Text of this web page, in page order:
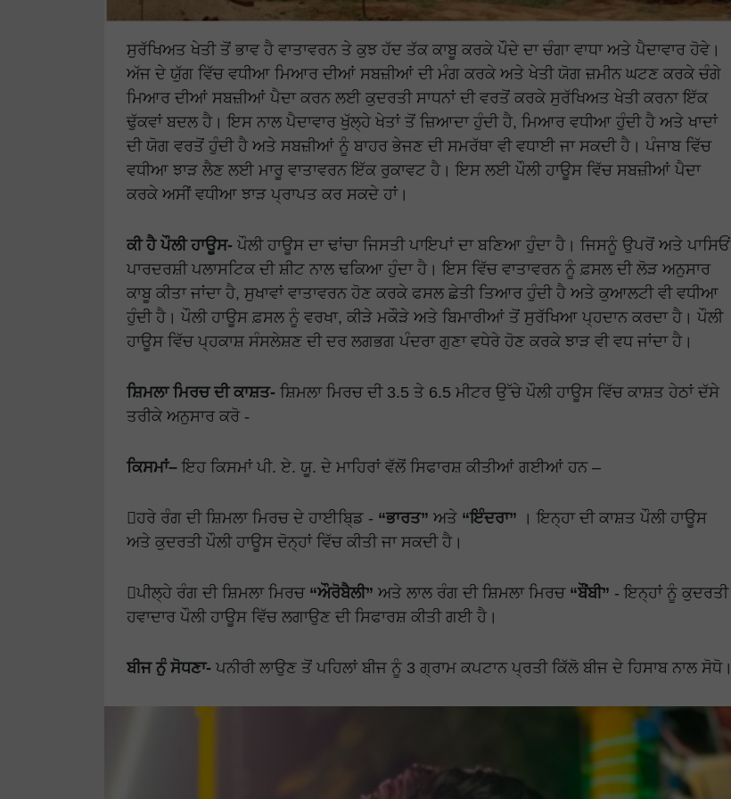
ਸੁਰੱਖਿਅਤ ਖੇਤੀ ਤੋਂ ਭਾਵ ਹੈ ਵਾਤਾਵਰਨ ਤੇ ਕੁਝ ਹੱਦ ਤੱਕ ਕਾਬੂ ਕਰਕੇ ਪੌਦੇ ਦਾ ਚੰਗਾ ਵਾਧਾ ਅਤੇ ਪੈਦਾਵਾਰ ਹੋਵੇ।
ਅੱਜ ਦੇ ਯੁੱਗ ਵਿੱਚ ਵਧੀਆ ਮਿਆਰ ਦੀਆਂ ਸਬਜ਼ੀਆਂ ਦੀ ਮੰਗ ਕਰਕੇ ਅਤੇ ਖੇਤੀ ਯੋਗ ਜ਼ਮੀਨ ਘਟਣ ਕਰਕੇ ਚੰਗੇ
ਮਿਆਰ ਦੀਆਂ ਸਬਜ਼ੀਆਂ ਪੈਦਾ ਕਰਨ ਲਈ ਕੁਦਰਤੀ ਸਾਧਨਾਂ ਦੀ ਵਰਤੋਂ ਕਰਕੇ ਸੁਰੱਖਿਅਤ ਖੇਤੀ ਕਰਨਾ ਇੱਕ
ਢੁੱਕਵਾਂ ਬਦਲ ਹੈ। ਇਸ ਨਾਲ ਪੈਦਾਵਾਰ ਖੁੱਲ੍ਹੇ ਖੇਤਾਂ ਤੋਂ ਜ਼ਿਆਦਾ ਹੁੰਦੀ ਹੈ, ਮਿਆਰ ਵਧੀਆ ਹੁੰਦੀ ਹੈ ਅਤੇ ਖਾਦਾਂ
ਦੀ ਯੋਗ ਵਰਤੋਂ ਹੁੰਦੀ ਹੈ ਅਤੇ ਸਬਜ਼ੀਆਂ ਨੂੰ ਬਾਹਰ ਭੇਜਣ ਦੀ ਸਮਰੱਥਾ ਵੀ ਵਧਾਈ ਜਾ ਸਕਦੀ ਹੈ। ਪੰਜਾਬ ਵਿੱਚ
ਵਧੀਆ ਝਾੜ ਲੈਣ ਲਈ ਮਾਰੂ ਵਾਤਾਵਰਨ ਇੱਕ ਰੁਕਾਵਟ ਹੈ। ਇਸ ਲਈ ਪੌਲੀ ਹਾਊਸ ਵਿੱਚ ਸਬਜ਼ੀਆਂ ਪੈਦਾ
ਕਰਕੇ ਅਸੀਂ ਵਧੀਆ ਝਾੜ ਪ੍ਰਾਪਤ ਕਰ ਸਕਦੇ ਹਾਂ।
ਕੀ ਹੈ ਪੌਲੀ ਹਾਊਸ- ਪੌਲੀ ਹਾਊਸ ਦਾ ਢਾਂਚਾ ਜਿਸਤੀ ਪਾਇਪਾਂ ਦਾ ਬਣਿਆ ਹੁੰਦਾ ਹੈ। ਜਿਸਨੂੰ ਉਪਰੋਂ ਅਤੇ ਪਾਸਿਓਂ
ਪਾਰਦਰਸ਼ੀ ਪਲਾਸਟਿਕ ਦੀ ਸ਼ੀਟ ਨਾਲ ਢਕਿਆ ਹੁੰਦਾ ਹੈ। ਇਸ ਵਿੱਚ ਵਾਤਾਵਰਨ ਨੂੰ ਫ਼ਸਲ ਦੀ ਲੋੜ ਅਨੁਸਾਰ
ਕਾਬੂ ਕੀਤਾ ਜਾਂਦਾ ਹੈ, ਸੁਖਾਵਾਂ ਵਾਤਾਵਰਨ ਹੋਣ ਕਰਕੇ ਫਸਲ ਛੇਤੀ ਤਿਆਰ ਹੁੰਦੀ ਹੈ ਅਤੇ ਕੁਆਲਟੀ ਵੀ ਵਧੀਆ
ਹੁੰਦੀ ਹੈ। ਪੌਲੀ ਹਾਊਸ ਫ਼ਸਲ ਨੂੰ ਵਰਖਾ, ਕੀੜੇ ਮਕੌੜੇ ਅਤੇ ਬਿਮਾਰੀਆਂ ਤੋਂ ਸੁਰੱਖਿਆ ਪ੍ਹਦਾਨ ਕਰਦਾ ਹੈ। ਪੌਲੀ
ਹਾਊਸ ਵਿੱਚ ਪ੍ਹਕਾਸ਼ ਸੰਸਲੇਸ਼ਣ ਦੀ ਦਰ ਲਗਭਗ ਪੰਦਰਾ ਗੁਣਾ ਵਧੇਰੇ ਹੋਣ ਕਰਕੇ ਝਾੜ ਵੀ ਵਧ ਜਾਂਦਾ ਹੈ।
ਸ਼ਿਮਲਾ ਮਿਰਚ ਦੀ ਕਾਸ਼ਤ- ਸ਼ਿਮਲਾ ਮਿਰਚ ਦੀ 3.5 ਤੇ 6.5 ਮੀਟਰ ਉੱਚੇ ਪੌਲੀ ਹਾਊਸ ਵਿੱਚ ਕਾਸ਼ਤ ਹੇਠਾਂ ਦੱਸੇ
ਤਰੀਕੇ ਅਨੁਸਾਰ ਕਰੋ -
ਕਿਸਮਾਂ–ਇਹ ਕਿਸਮਾਂ ਪੀ. ਏ. ਯੂ. ਦੇ ਮਾਹਿਰਾਂ ਵੱਲੋਂ ਸਿਫਾਰਸ਼ ਕੀਤੀਆਂ ਗਈਆਂ ਹਨ –
ਹਰੇ ਰੰਗ ਦੀ ਸ਼ਿਮਲਾ ਮਿਰਚ ਦੇ ਹਾਈਬਿ੍ਡ - “ਭਾਰਤ” ਅਤੇ “ਇੰਦਰਾ” । ਇਨ੍ਹਾ ਦੀ ਕਾਸ਼ਤ ਪੌਲੀ ਹਾਊਸ
ਅਤੇ ਕੁਦਰਤੀ ਪੌਲੀ ਹਾਊਸ ਦੋਨ੍ਹਾਂ ਵਿੱਚ ਕੀਤੀ ਜਾ ਸਕਦੀ ਹੈ।
ਪੀਲ੍ਹੇ ਰੰਗ ਦੀ ਸ਼ਿਮਲਾ ਮਿਰਚ “ਔਰੋਬੈਲੀ” ਅਤੇ ਲਾਲ ਰੰਗ ਦੀ ਸ਼ਿਮਲਾ ਮਿਰਚ “ਬੌਂਬੀ” - ਇਨ੍ਹਾਂ ਨੂੰ ਕੁਦਰਤੀ
ਹਵਾਦਾਰ ਪੌਲੀ ਹਾਊਸ ਵਿੱਚ ਲਗਾਉਣ ਦੀ ਸਿਫਾਰਸ਼ ਕੀਤੀ ਗਈ ਹੈ।
ਬੀਜ ਨੁੰ ਸੋਧਣਾ- ਪਨੀਰੀ ਲਾਉਣ ਤੋਂ ਪਹਿਲਾਂ ਬੀਜ ਨੂੰ 3 ਗ੍ਰਾਮ ਕਪਟਾਨ ਪ੍ਰਤੀ ਕਿੱਲੋ ਬੀਜ ਦੇ ਹਿਸਾਬ ਨਾਲ ਸੋਧੋ।